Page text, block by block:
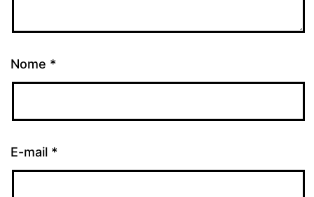
Nome *
E-mail *